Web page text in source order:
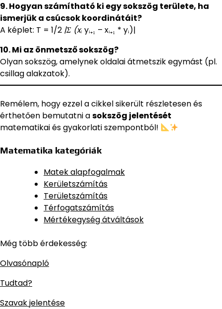
9. Hogyan számítható ki egy sokszög területe, ha
ismerjük a csúcsok koordinátáit?
A képlet: T = 1/2 |Σ (xᵢ yᵢ₊₁ – xᵢ₊₁ * yᵢ)|
10. Mi az önmetsző sokszög?
Olyan sokszög, amelynek oldalai átmetszik egymást (pl.
csillag alakzatok).
Remélem, hogy ezzel a cikkel sikerült részletesen és
érthetően bemutatni asokszög jelentését
matematikai és gyakorlati szempontból!
Matematika kategóriák
Matek alapfogalmak
Kerületszámítás
Területszámítás
Térfogatszámítás
Mértékegység átváltások
Még több érdekesség:
Olvasónapló
Tudtad?
Szavak jelentése